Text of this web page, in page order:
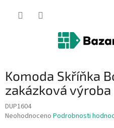
Komoda Skříňka
zakázková výroba
DUP1604
Průměrné
Neohodnoceno Podrobnosti